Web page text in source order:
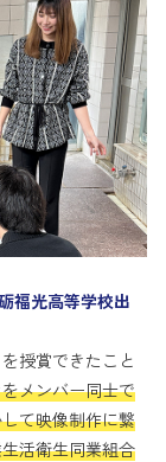
福光高等学校出
授賞できたこと
メンバー同士で
て映像制作に繋
活衛生同業組合